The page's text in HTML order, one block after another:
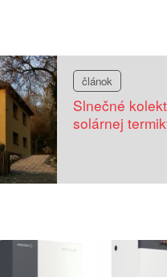
článok
Slnečné
solárnej